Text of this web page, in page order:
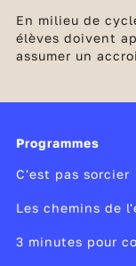
En milieu de
élèves doivent
assumer un
Les
Programmes
C'est pas sorcier
Les chemins de
3 minutes pour